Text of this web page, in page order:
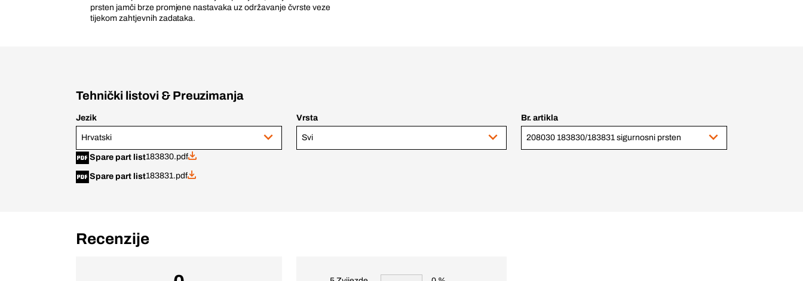
prsten jamči brze promjene nastavaka uz održavanje čvrste veze
tijekom zahtjevnih zadataka.
Tehnički listovi & Preuzimanja
Jezik
Hrvatski
Vrsta
Svi
Br. artikla
208030 183830/183831 sigurnosni prsten
Spare part list183830.pdf
Spare part list183831.pdf
Recenzije